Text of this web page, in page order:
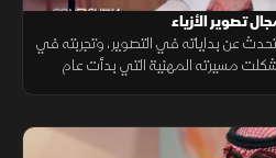
تصوير الأزياء
عن بداياته في التصوير، وتجربته في
شكلت مسيرته المهنية التي بدأت عام